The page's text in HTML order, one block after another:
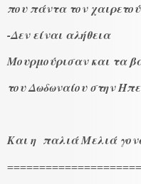
που πάντα τον
-Δεν είναι αλήθεια
Μουρμούρισαν και τα
του Δωδωναίου στην
Και η παλιά Μελιά